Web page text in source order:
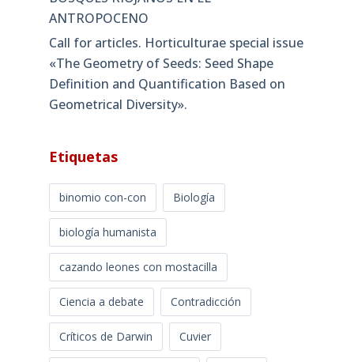
ANTROPOCENO
Call for articles. Horticulturae special issue
«The Geometry of Seeds: Seed Shape
Definition and Quantification Based on
Geometrical Diversity»​.
Etiquetas
binomio con-con Biología
biología humanista
cazando leones con mostacilla
Ciencia a debate Contradicción
Críticos de Darwin Cuvier